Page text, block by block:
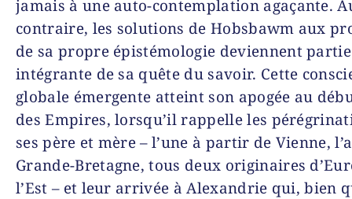
jamais à une auto-contemplation agaçante.
contraire, les solutions de Hobsbawm aux
de sa propre épistémologie deviennent partie
intégrante de sa quête du savoir. Cette
globale émergente atteint son apogée au
des Empires, lorsqu’il rappelle les
ses père et mère – l’une à partir de Vienne,
Grande-Bretagne, tous deux originaires
l’Est – et leur arrivée à Alexandrie qui, bien